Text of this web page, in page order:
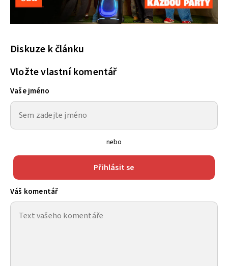
Diskuze k článku
Vložte vlastní komentář
Vaše jméno
nebo
Přihlásit se
Váš komentář